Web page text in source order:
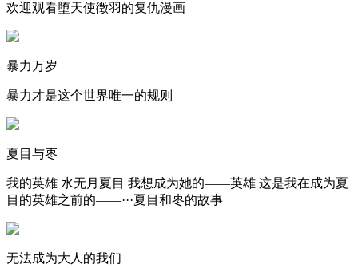
欢迎观看堕天使徵羽的复仇漫画
暴力万岁
暴力才是这个世界唯一的规则
夏目与枣
我的英雄 水无月夏目 我想成为她的——英雄 这是我在成为夏
目的英雄之前的——···夏目和枣的故事
无法成为大人的我们